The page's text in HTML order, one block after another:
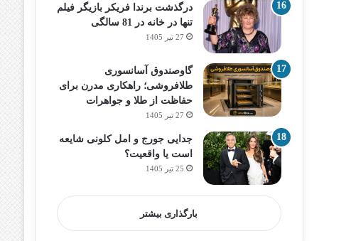
درگذشت برندا فریکر بازیگر فیلم
تنها در خانه در 81 سالگی
27 تیر 1405
گاوصندوق آسانسوری
طلافروشی؛ راهکاری مدرن برای
حفاظت از طلا و جواهرات
27 تیر 1405
جدایی جورج و امل کلونی شایعه
است یا واقعیت؟
25 تیر 1405
بارگذاری بیشتر